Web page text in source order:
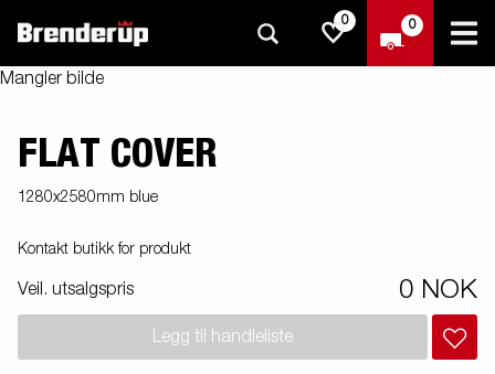
0 0
Mangler bilde
FLAT COVER
1280x2580mm blue
Kontakt butikk for produkt
Veil. utsalgspris 0 NOK
Legg til handleliste